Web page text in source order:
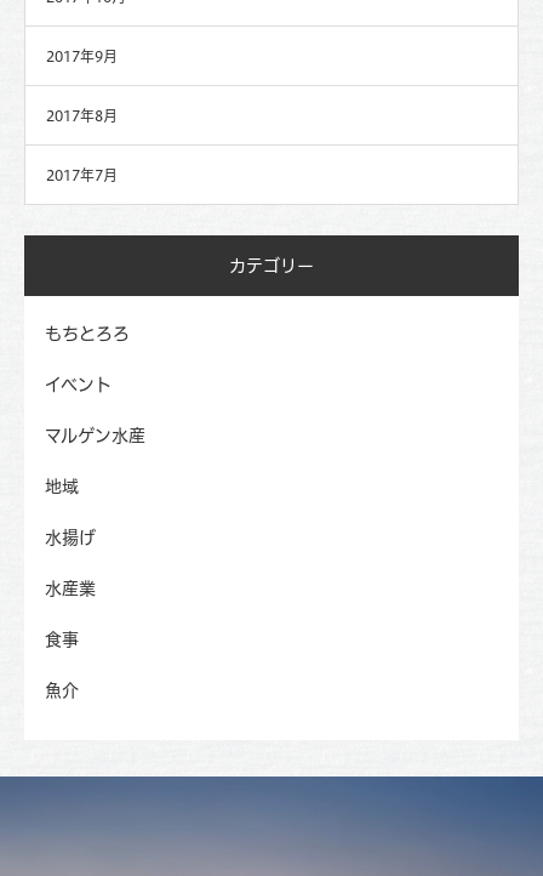
2017年9月
2017年8月
2017年7月
カテゴリー
もちとろろ
イベント
マルゲン水産
地域
水揚げ
水産業
食事
魚介